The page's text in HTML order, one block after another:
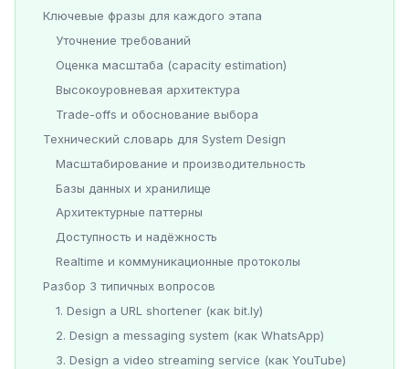
Ключевые фразы для каждого этапа
Уточнение требований
Оценка масштаба (capacity estimation)
Высокоуровневая архитектура
Trade-offs и обоснование выбора
Технический словарь для System Design
Масштабирование и производительность
Базы данных и хранилище
Архитектурные паттерны
Доступность и надёжность
Realtime и коммуникационные протоколы
Разбор 3 типичных вопросов
1. Design a URL shortener (как bit.ly)
2. Design a messaging system (как WhatsApp)
3. Design a video streaming service (как YouTube)